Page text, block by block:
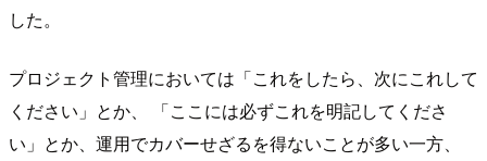
した。
プロジェクト管理においては「これをしたら、次にこれして
ください」とか、 「ここには必ずこれを明記してくださ
い」とか、運用でカバーせざるを得ないことが多い一方、